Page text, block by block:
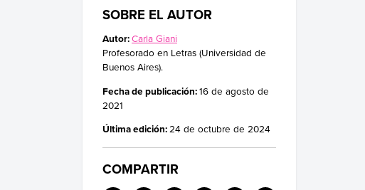
SOBRE EL AUTOR
Autor:Carla Giani
Profesorado en Letras (Universidad de
Buenos Aires).
Fecha de publicación:16 de agosto de
2021
Última edición:24 de octubre de 2024
COMPARTIR